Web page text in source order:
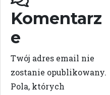
Komentarz
e
Twój adres email nie
zostanie opublikowany.
Pola, których